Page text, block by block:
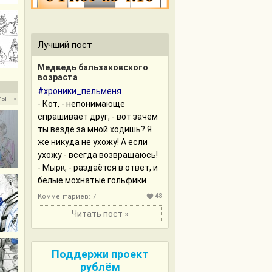
»
Лучший пост
Медведь бальзаковского
возраста
#хроники_пельменя
- Кот, - непонимающе
спрашивает друг, - вот зачем
ты везде за мной ходишь? Я
же никуда не ухожу! А если
ухожу - всегда возвращаюсь!
- Мырк, - раздаётся в ответ, и
белые мохнатые гольфики
делают тыгыдык-тыгыдык, в
очередной раз сопровождая
друга до ванной.
Он ходит за хозяином везде.
Куда бы друг ни пошёл -
котодитачка бежит вперёд
Комментариев: 7 48
Читать пост »
Поддержи проект
рублём